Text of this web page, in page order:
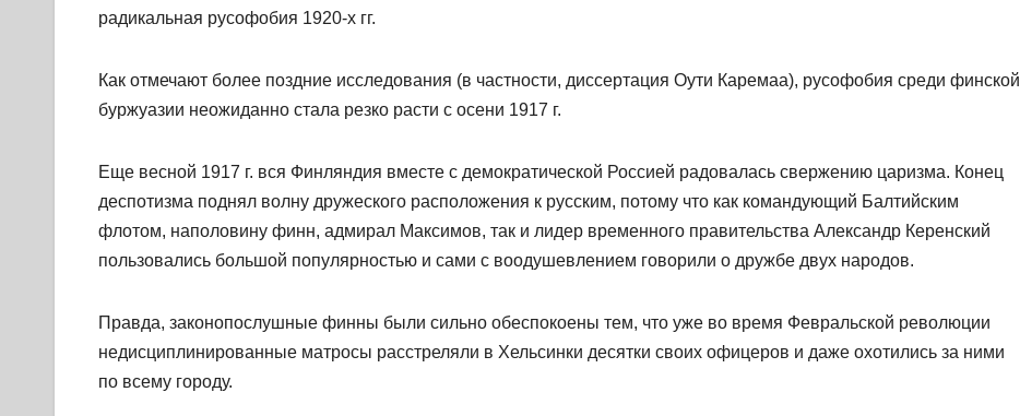
радикальная русофобия 1920-х гг.
Как отмечают более поздние исследования (в частности, диссертация Оути Каремаа), русофобия среди финской
буржуазии неожиданно стала резко расти с осени 1917 г.
Еще весной 1917 г. вся Финляндия вместе с демократической Россией радовалась свержению царизма. Конец
деспотизма поднял волну дружеского расположения к русским, потому что как командующий Балтийским
флотом, наполовину финн, адмирал Максимов, так и лидер временного правительства Александр Керенский
пользовались большой популярностью и сами с воодушевлением говорили о дружбе двух народов.
Правда, законопослушные финны были сильно обеспокоены тем, что уже во время Февральской революции
недисциплинированные матросы расстреляли в Хельсинки десятки своих офицеров и даже охотились за ними
по всему городу.